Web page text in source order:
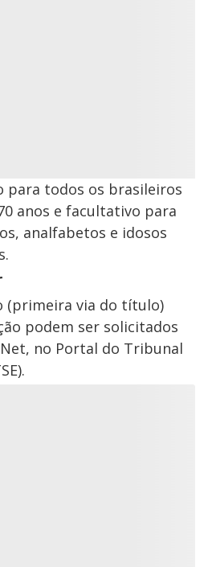
para todos os brasileiros
anos e facultativo para
analfabetos e idosos
(primeira via do título)
podem ser solicitados
no Portal do Tribunal